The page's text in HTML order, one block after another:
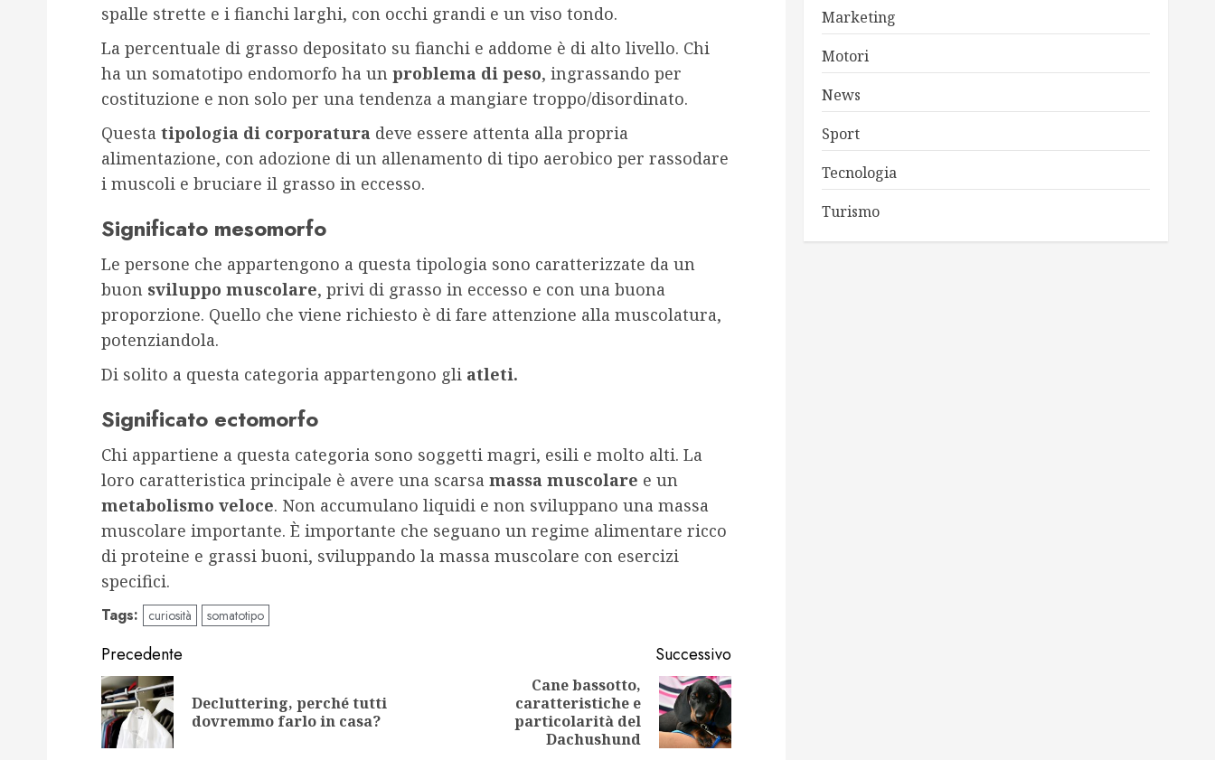
spalle strette e i fianchi larghi, con occhi grandi e un viso tondo.
La percentuale di grasso depositato su fianchi e addome è di alto livello. Chi
ha un somatotipo endomorfo ha un problema di peso, ingrassando per
costituzione e non solo per una tendenza a mangiare troppo/disordinato.
Questa tipologia di corporatura deve essere attenta alla propria
alimentazione, con adozione di un allenamento di tipo aerobico per rassodare
i muscoli e bruciare il grasso in eccesso.
Significato mesomorfo
Le persone che appartengono a questa tipologia sono caratterizzate da un
buon sviluppo muscolare, privi di grasso in eccesso e con una buona
proporzione. Quello che viene richiesto è di fare attenzione alla muscolatura,
potenziandola.
Di solito a questa categoria appartengono gli atleti.
Significato ectomorfo
Chi appartiene a questa categoria sono soggetti magri, esili e molto alti. La
loro caratteristica principale è avere una scarsa massa muscolare e un
metabolismo veloce. Non accumulano liquidi e non sviluppano una massa
muscolare importante. È importante che seguano un regime alimentare ricco
di proteine e grassi buoni, sviluppando la massa muscolare con esercizi
specifici.
Tags: curiosità somatotipo
Navigazione
articolo
Precedente
Decluttering, perché tutti
dovremmo farlo in casa?
Successivo
Cane bassotto,
caratteristiche e
particolarità del
Dachushund
Marketing
Motori
News
Sport
Tecnologia
Turismo